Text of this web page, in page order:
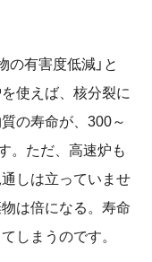
有害度低減」と
使えば、核分裂に
の寿命が、300～
。ただ、高速炉も
しは立っていませ
は倍になる。寿命
しまうのです。